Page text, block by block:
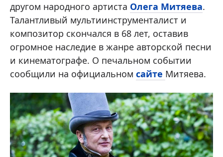
другом народного артиста Олега Митяева.
Талантливый мультиинструменталист и
композитор скончался в 68 лет, оставив
огромное наследие в жанре авторской песни
и кинематографе. О печальном событии
сообщили на официальном сайте Митяева.